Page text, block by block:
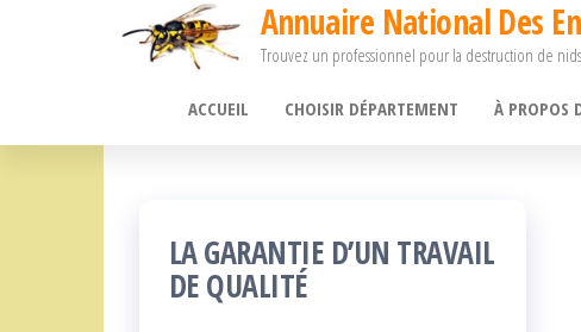
Annuaire National Des
Trouvez un professionnel pour la destruction de
ACCUEIL CHOISIR DÉPARTEMENT À PROPOS
LA GARANTIE D’UN TRAVAIL
DE QUALITÉ